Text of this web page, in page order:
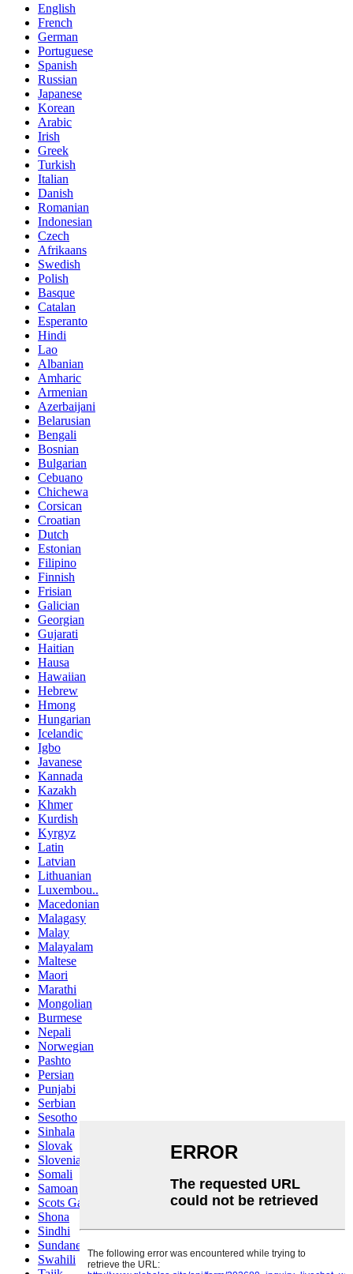
English
French
German
Portuguese
Spanish
Russian
Japanese
Korean
Arabic
Irish
Greek
Turkish
Italian
Danish
Romanian
Indonesian
Czech
Afrikaans
Swedish
Polish
Basque
Catalan
Esperanto
Hindi
Lao
Albanian
Amharic
Armenian
Azerbaijani
Belarusian
Bengali
Bosnian
Bulgarian
Cebuano
Chichewa
Corsican
Croatian
Dutch
Estonian
Filipino
Finnish
Frisian
Galician
Georgian
Gujarati
Haitian
Hausa
Hawaiian
Hebrew
Hmong
Hungarian
Icelandic
Igbo
Javanese
Kannada
Kazakh
Khmer
Kurdish
Kyrgyz
Latin
Latvian
Lithuanian
Luxembou..
Macedonian
Malagasy
Malay
Malayalam
Maltese
Maori
Marathi
Mongolian
Burmese
Nepali
Norwegian
Pashto
Persian
Punjabi
Serbian
Sesotho
Sinhala
Slovak
Slovenian
Somali
Samoan
Scots Gaelic
Shona
Sindhi
Sundanese
Swahili